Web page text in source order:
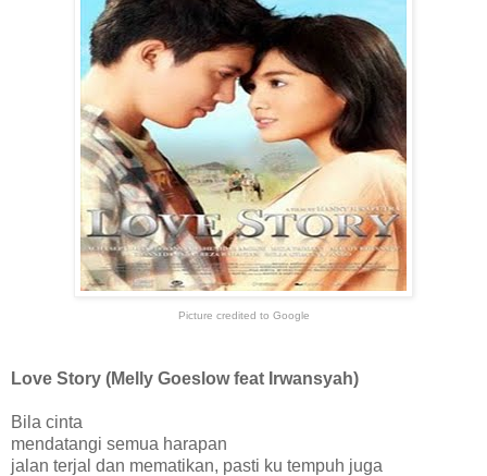
Picture credited to Google
Love Story (Melly Goeslow feat Irwansyah)
Bila cinta
mendatangi semua harapan
jalan terjal dan mematikan, pasti ku tempuh juga